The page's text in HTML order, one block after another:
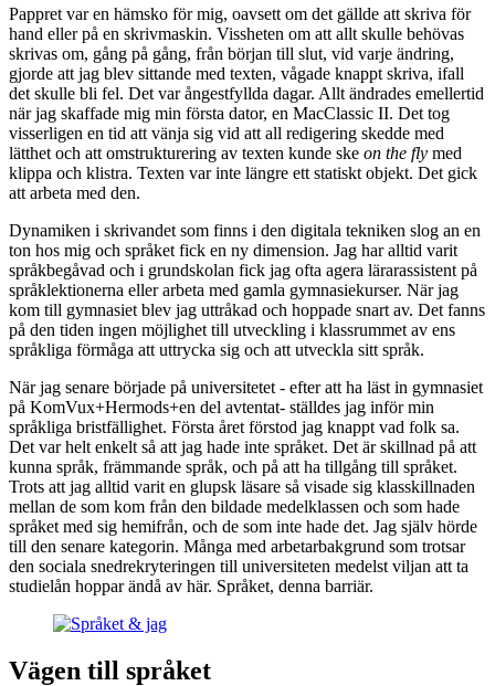
Pappret var en hämsko för mig, oavsett om det gällde att skriva för
hand eller på en skrivmaskin. Vissheten om att allt skulle behövas
skrivas om, gång på gång, från början till slut, vid varje ändring,
gjorde att jag blev sittande med texten, vågade knappt skriva, ifall
det skulle bli fel. Det var ångestfyllda dagar. Allt ändrades emellertid
när jag skaffade mig min första dator, en MacClassic II. Det tog
visserligen en tid att vänja sig vid att all redigering skedde med
lätthet och att omstrukturering av texten kunde ske on the fly med
klippa och klistra. Texten var inte längre ett statiskt objekt. Det gick
att arbeta med den.
Dynamiken i skrivandet som finns i den digitala tekniken slog an en
ton hos mig och språket fick en ny dimension. Jag har alltid varit
språkbegåvad och i grundskolan fick jag ofta agera lärarassistent på
språklektionerna eller arbeta med gamla gymnasiekurser. När jag
kom till gymnasiet blev jag uttråkad och hoppade snart av. Det fanns
på den tiden ingen möjlighet till utveckling i klassrummet av ens
språkliga förmåga att uttrycka sig och att utveckla sitt språk.
När jag senare började på universitetet - efter att ha läst in gymnasiet
på KomVux+Hermods+en del avtentat- ställdes jag inför min
språkliga bristfällighet. Första året förstod jag knappt vad folk sa.
Det var helt enkelt så att jag hade inte språket. Det är skillnad på att
kunna språk, främmande språk, och på att ha tillgång till språket.
Trots att jag alltid varit en glupsk läsare så visade sig klasskillnaden
mellan de som kom från den bildade medelklassen och som hade
språket med sig hemifrån, och de som inte hade det. Jag själv hörde
till den senare kategorin. Många med arbetarbakgrund som trotsar
den sociala snedrekryteringen till universiteten medelst viljan att ta
studielån hoppar ändå av här. Språket, denna barriär.
Vägen till språket